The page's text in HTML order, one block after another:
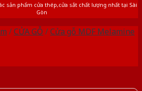
sản phẩm cửa thép,cửa sắt chất lượng nhất tại Sài
Gòn
/CỬA GỖ /Cửa gỗ MDF Melamine